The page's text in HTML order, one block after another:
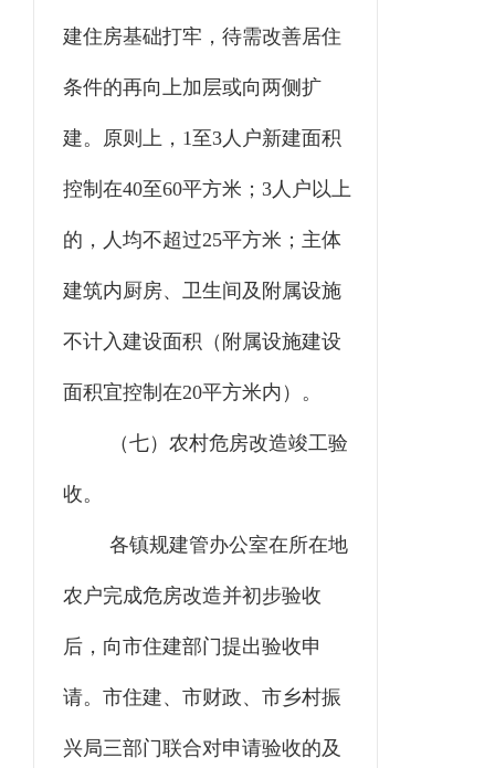
建住房基础打牢，待需改善居住
条件的再向上加层或向两侧扩
建。原则上，1至3人户新建面积
控制在40至60平方米；3人户以上
的，人均不超过25平方米；主体
建筑内厨房、卫生间及附属设施
不计入建设面积（附属设施建设
面积宜控制在20平方米内）。
（七）农村危房改造竣工验
收。
各镇规建管办公室在所在地
农户完成危房改造并初步验收
后，向市住建部门提出验收申
请。市住建、市财政、市乡村振
兴局三部门联合对申请验收的及